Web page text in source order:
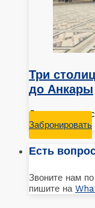
Три
до Анкары
Даты
Забронировать
Есть
Звоните нам
пишите на